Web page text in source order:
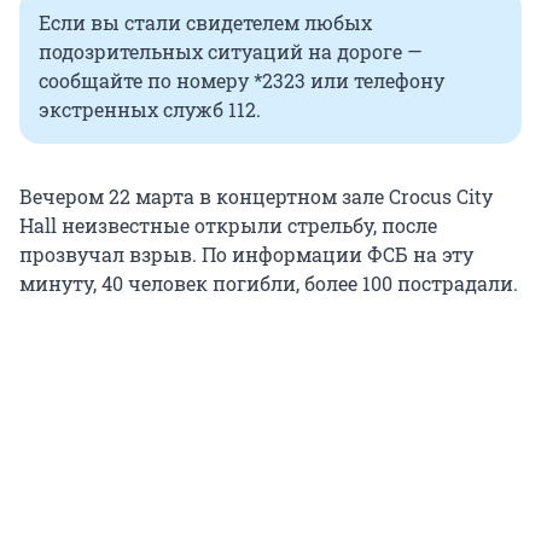
Если вы стали свидетелем любых
подозрительных ситуаций на дороге —
сообщайте по номеру *2323 или телефону
экстренных служб 112.
Вечером 22 марта в концертном зале Crocus City
Hall неизвестные открыли стрельбу, после
прозвучал взрыв. По информации ФСБ на эту
минуту, 40 человек погибли, более 100 пострадали.